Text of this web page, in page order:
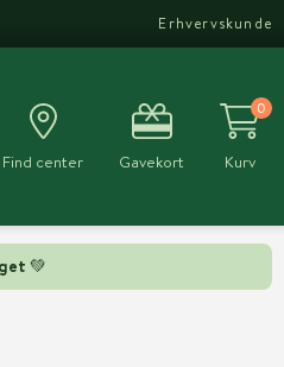
💚
Erhvervskunde
Find center Gavekort
0
Kurv